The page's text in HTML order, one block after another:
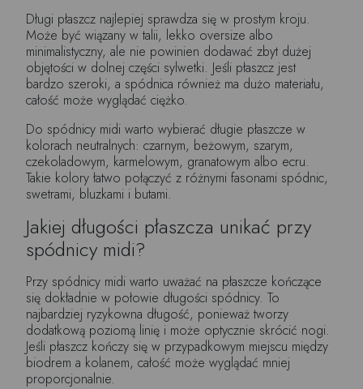
Długi płaszcz najlepiej sprawdza się w prostym kroju.
Może być wiązany w talii, lekko oversize albo
minimalistyczny, ale nie powinien dodawać zbyt dużej
objętości w dolnej części sylwetki. Jeśli płaszcz jest
bardzo szeroki, a spódnica również ma dużo materiału,
całość może wyglądać ciężko.
Do spódnicy midi warto wybierać długie płaszcze w
kolorach neutralnych: czarnym, beżowym, szarym,
czekoladowym, karmelowym, granatowym albo ecru.
Takie kolory łatwo połączyć z różnymi fasonami spódnic,
swetrami, bluzkami i butami.
Jakiej długości płaszcza unikać przy
spódnicy midi?
Przy spódnicy midi warto uważać na płaszcze kończące
się dokładnie w połowie długości spódnicy. To
najbardziej ryzykowna długość, ponieważ tworzy
dodatkową poziomą linię i może optycznie skrócić nogi.
Jeśli płaszcz kończy się w przypadkowym miejscu między
biodrem a kolanem, całość może wyglądać mniej
proporcjonalnie.